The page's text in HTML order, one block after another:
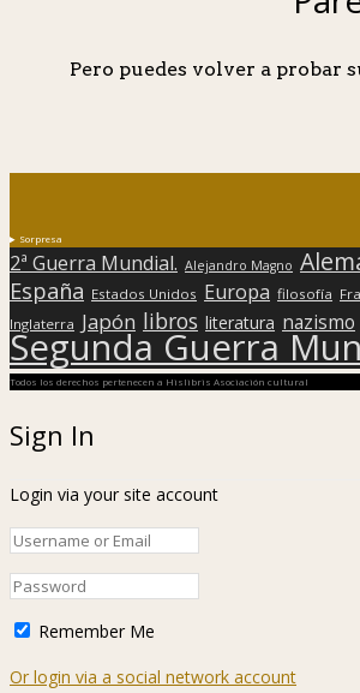
Pero puedes volver a probar
Sorpresa
2ª Guerra Mundial. Alejandro Magno
España Estados Unidos Europa filosofía
Inglaterra Japón libros literatura nazismo
Segunda Guerra
Todos los derechos pertenecen a Hislibris Asociación cultural
Sign In
Login via your site account
Remember Me
Or login via a social network account